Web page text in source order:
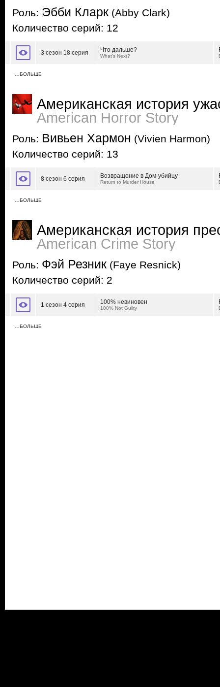
Роль: Эбби Кларк (Abby Clark)
Количество серий: 12
3 сезон 18 серия Что дальше?
What's Next?
…БОЛЬШЕ
Американская история
American Horror Story
Роль: Вивьен Хармон (Vivien Harmon)
Количество серий: 13
8 сезон 6 серия Возвращение в Дом-убийцу
Return to Murder House
…БОЛЬШЕ
Американская история
American Crime Story
Роль: Фэй Резник (Faye Resnick)
Количество серий: 2
1 сезон 4 серия 100% невиновен
100% Not Guilty
…БОЛЬШЕ